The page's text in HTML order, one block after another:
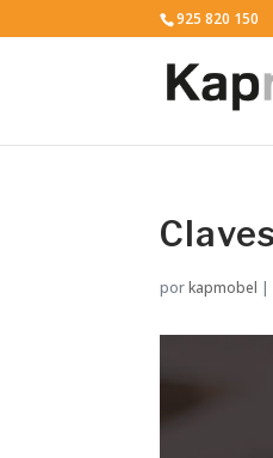
925 820 150
porkapmobel |